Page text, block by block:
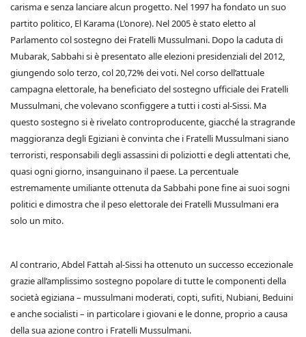
carisma e senza lanciare alcun progetto. Nel 1997 ha fondato un suo
partito politico, El Karama (L’onore). Nel 2005 è stato eletto al
Parlamento col sostegno dei Fratelli Mussulmani. Dopo la caduta di
Mubarak, Sabbahi si è presentato alle elezioni presidenziali del 2012,
giungendo solo terzo, col 20,72% dei voti. Nel corso dell’attuale
campagna elettorale, ha beneficiato del sostegno ufficiale dei Fratelli
Mussulmani, che volevano sconfiggere a tutti i costi al-Sissi. Ma
questo sostegno si è rivelato controproducente, giacché la stragrande
maggioranza degli Egiziani è convinta che i Fratelli Mussulmani siano
terroristi, responsabili degli assassini di poliziotti e degli attentati che,
quasi ogni giorno, insanguinano il paese. La percentuale
estremamente umiliante ottenuta da Sabbahi pone fine ai suoi sogni
politici e dimostra che il peso elettorale dei Fratelli Mussulmani era
solo un mito.
Al contrario, Abdel Fattah al-Sissi ha ottenuto un successo eccezionale
grazie all’amplissimo sostegno popolare di tutte le componenti della
società egiziana – mussulmani moderati, copti, sufiti, Nubiani, Beduini
e anche socialisti – in particolare i giovani e le donne, proprio a causa
della sua azione contro i Fratelli Mussulmani.